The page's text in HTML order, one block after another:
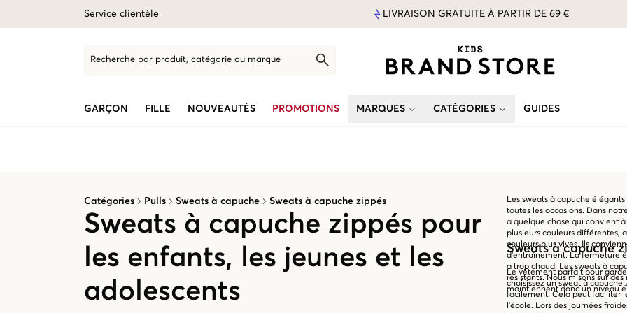
Service clientèle LIVRAISON GRATUITE À PARTIR DE 69 €
Recherche par produit, catégorie ou marque
GARÇON FILLE NOUVEAUTÉS PROMOTIONS MARQUES CATÉGORIES GUIDES
Catégories Pulls Sweats à capuche Sweats à capuche zippés
Sweats à capuche zippés pour
les enfants, les jeunes et les
adolescents
Les sweats à capuche
toutes les occasions. Dans
a quelque chose qui convient
plusieurs couleurs différentes,
couleurs plus vives. Ils
d'entraînement. La fermeture
a trop chaud. Les sweats à
résistants. Nous misons sur
maintiennent donc un niveau
Sweats à capuche
Le vêtement parfait pour
choisissez un sweat à
facilement. Cela peut faciliter
l'école. Lors des journées